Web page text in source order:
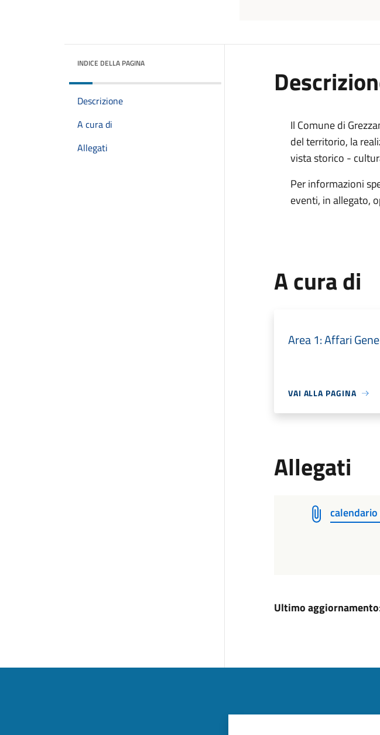
INDICE DELLA PAGINA
Descrizione
A cura di
Allegati
Il Comune di
del territorio, la
vista storico -
Per informazioni
eventi, in allegato,
A cura di
Area 1: Affari
VAI ALLA PAGINA
Allegati
Ultimo aggiornamento